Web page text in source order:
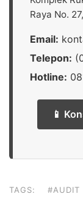
Raya No.
Email:
Telepon:
Hotline:
📱
TAGS: #AUDIT